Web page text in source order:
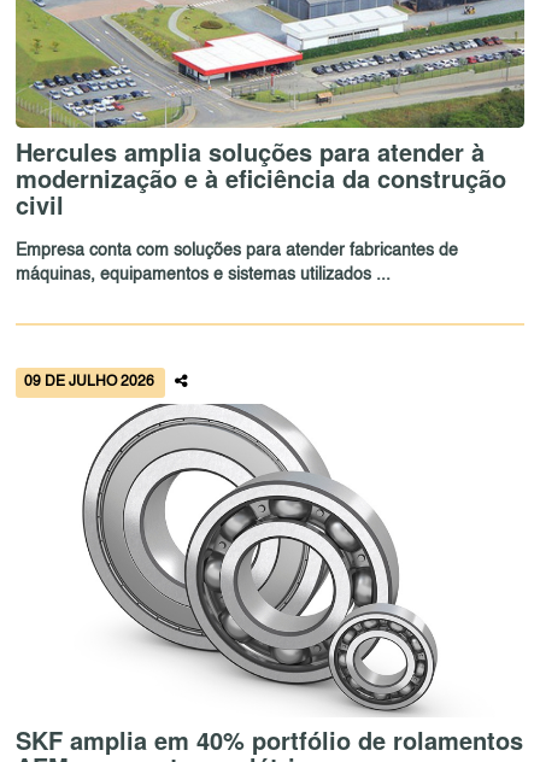
Hercules amplia soluções para atender à
modernização e à eficiência da construção
civil
Empresa conta com soluções para atender fabricantes de
máquinas, equipamentos e sistemas utilizados ...
09 DE JULHO 2026
SKF amplia em 40% portfólio de rolamentos